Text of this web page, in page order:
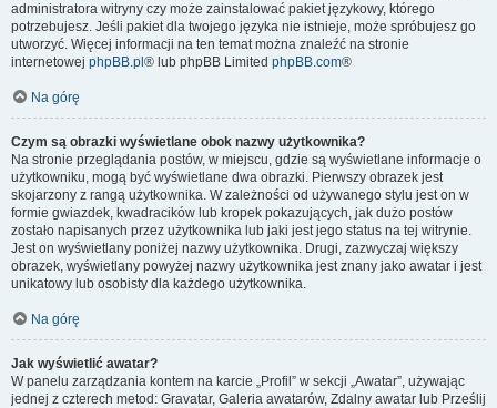
administratora witryny czy może zainstalować pakiet językowy, którego
potrzebujesz. Jeśli pakiet dla twojego języka nie istnieje, może spróbujesz go
utworzyć. Więcej informacji na ten temat można znaleźć na stronie
internetowej phpBB.pl ® lub phpBB Limited phpBB.com®
Na górę
Czym są obrazki wyświetlane obok nazwy użytkownika?
Na stronie przeglądania postów, w miejscu, gdzie są wyświetlane informacje o
użytkowniku, mogą być wyświetlane dwa obrazki. Pierwszy obrazek jest
skojarzony z rangą użytkownika. W zależności od używanego stylu jest on w
formie gwiazdek, kwadracików lub kropek pokazujących, jak dużo postów
zostało napisanych przez użytkownika lub jaki jest jego status na tej witrynie.
Jest on wyświetlany poniżej nazwy użytkownika. Drugi, zazwyczaj większy
obrazek, wyświetlany powyżej nazwy użytkownika jest znany jako awatar i jest
unikatowy lub osobisty dla każdego użytkownika.
Na górę
Jak wyświetlić awatar?
W panelu zarządzania kontem na karcie „Profil” w sekcji „Awatar”, używając
jednej z czterech metod: Gravatar, Galeria awatarów, Zdalny awatar lub Prześlij